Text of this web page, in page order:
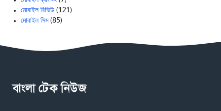
মোবাইল রিভিউ (121)
মোবাইল সিম(85)